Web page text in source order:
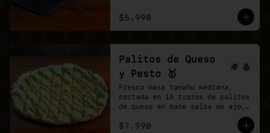
$5.990
Palitos de Queso
y Pesto 🥇
Fresca masa tamaño mediana,
cortada en 16 trozos de palitos
de queso en base salsa de ajo,
con un shot de salsa pesto.
$7.990